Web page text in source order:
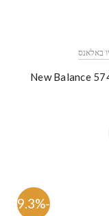
-59.3%